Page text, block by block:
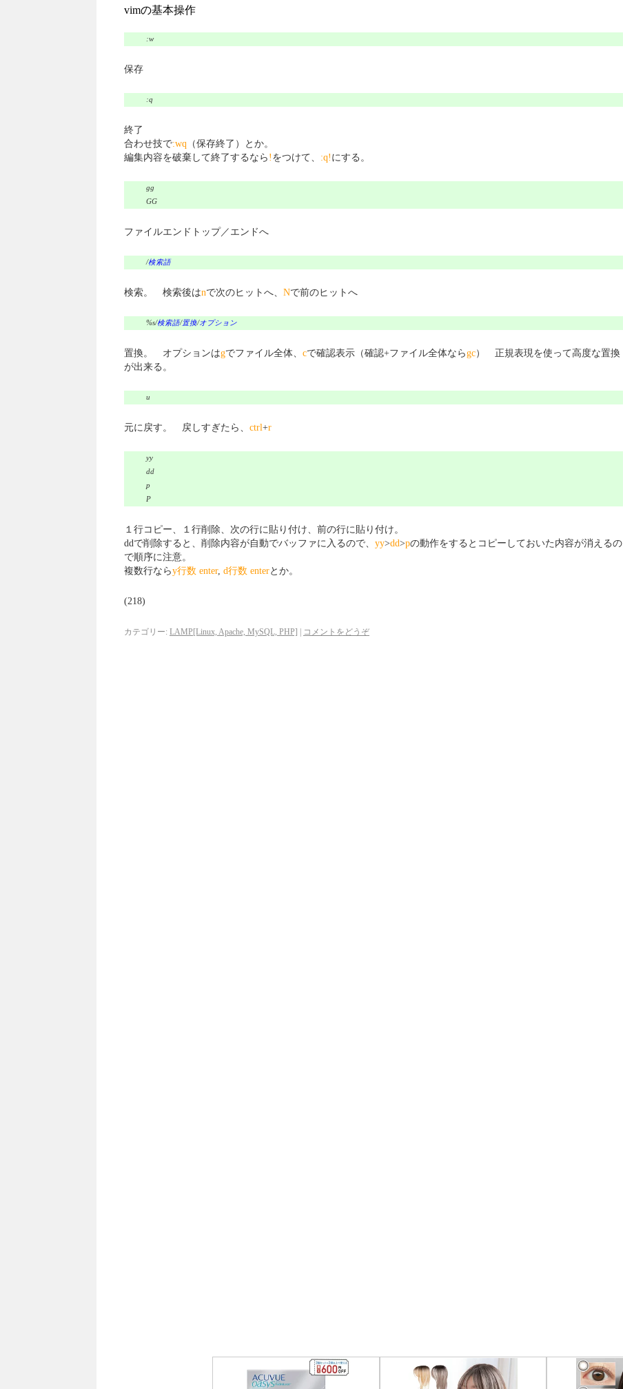
vimの基本操作
:w
保存
:q
終了
合わせ技で:wq （保存終了）とか。
編集内容を破棄して終了するなら ! をつけて、 :q! にする。
gg
GG
ファイルエンドトップ／エンドへ
/検索語
検索。 検索後はnで次のヒットへ、 Nで前のヒットへ
%s/検索語/置換/オプション
置換。 オプションはgでファイル全体、 cで確認表示（確認+ファイル全体ならgc） 正規表現を使って高度な置換
が出来る。
u
元に戻す。 戻しすぎたら、 ctrl+r
yy
dd
p
P
１行コピー、１行削除、次の行に貼り付け、前の行に貼り付け。
ddで削除すると、削除内容が自動でバッファに入るので、 yy>dd>pの動作をするとコピーしておいた内容が消えるの
で順序に注意。
複数行ならy行数 enter, d行数 enterとか。
(218)
カテゴリー: LAMP[Linux, Apache, MySQL, PHP] コメントをどうぞ